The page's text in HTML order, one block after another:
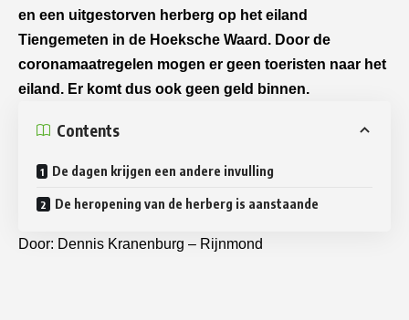
en een uitgestorven herberg op het eiland
Tiengemeten in de Hoeksche Waard. Door de
coronamaatregelen mogen er geen toeristen naar het
eiland. Er komt dus ook geen geld binnen.
Contents
De dagen krijgen een andere invulling
De heropening van de herberg is aanstaande
Door: Dennis Kranenburg – Rijnmond